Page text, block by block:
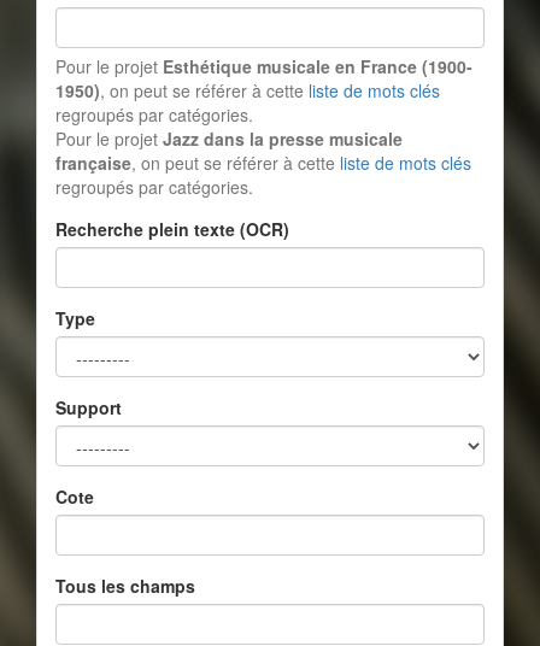
Pour le projet Esthétique musicale en France (1900-
1950), on peut se référer à cette liste de mots clés
regroupés par catégories.
Pour le projet Jazz dans la presse musicale
française, on peut se référer à cette liste de mots clés
regroupés par catégories.
Recherche plein texte (OCR)
Type
Support
Cote
Tous les champs